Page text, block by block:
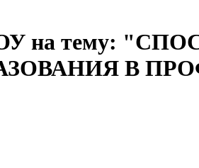
ДОУ на тему:
В